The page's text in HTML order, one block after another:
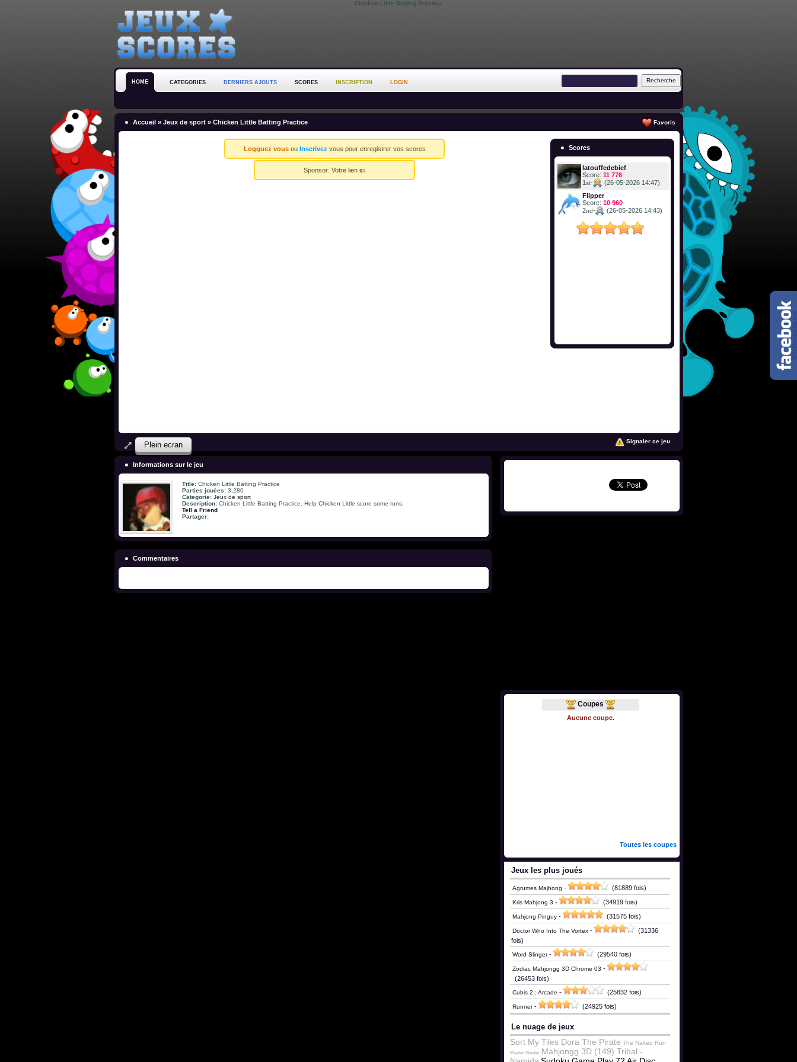
Chicken Little Batting Practice
HOME CATEGORIES DERNIERS AJOUTS SCORES INSCRIPTION LOGIN
Accueil » Jeux de sport » Chicken Little Batting Practice Favoris
Logguez vousou Inscrivez vous pour enregistrer vos scores
Sponsor: Votre lien ici
Scores
latouffedebief
Score: 11 776
1st-
(26-05-2026 14:47)
Flipper
Score: 10 960
2nd- (26-05-2026 14:43)
Plein ecran Signaler ce jeu
Informations sur le jeu
Title: Chicken Little Batting Practice
Parties jouées: 3,280
Categorie: Jeux de sport
Description: Chicken Little Batting Practice, Help Chicken Little score some runs.
Tell a Friend
Partager:
Commentaires
Coupes
Aucune coupe.
Toutes les coupes
Jeux les plus joués
Agrumes Majhong - (81889 fois)
Kris Mahjong 3 - (34919 fois)
Mahjong Pinguy - (31575 fois)
Doctor Who Into The Vortex -
(31336
fois)
Word Slinger- (29540 fois)
Zodiac Mahjongg 3D Chrome 03 -
(26453 fois)
Cubis 2 : Arcade - (25832 fois)
Runner- (24925 fois)
Le nuage de jeux
Sort My Tiles Dora The Pirate The Naked Run
Master Blaster Mahjongg 3D (149) Tribal -